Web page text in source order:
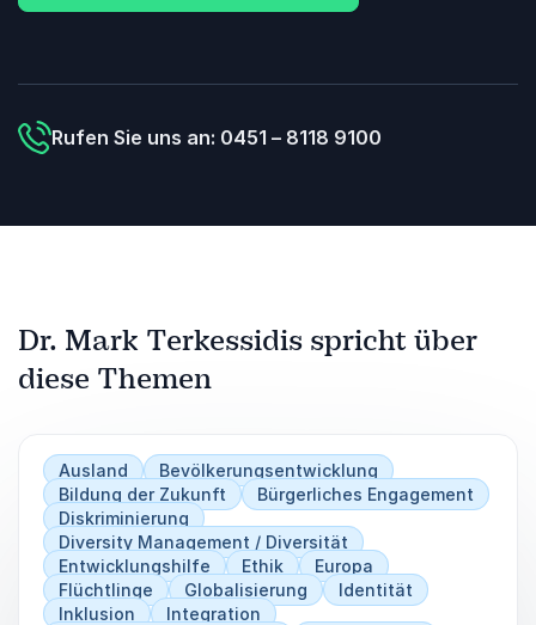
Rufen Sie uns an: 0451 – 8118 9100
Dr. Mark Terkessidis spricht über
diese Themen
Ausland
Bevölkerungsentwicklung
Bildung der Zukunft
Bürgerliches Engagement
Diskriminierung
Diversity Management / Diversität
Entwicklungshilfe
Ethik
Europa
Flüchtlinge
Globalisierung
Identität
Inklusion
Integration